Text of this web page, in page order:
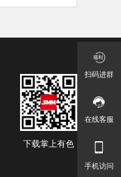
扫码进群
在线客服
手机访问
下载掌上有色